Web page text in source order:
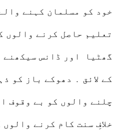
خود کو مسلمان کہنے
تعلیم حاصل کرنے والوں
گھٹیا اور ڈانس سیکھنے
کے لائق ․ دھوکے باز کو
چلنے والوں کو بے وقوف
خلافِ سنت کام کرنے